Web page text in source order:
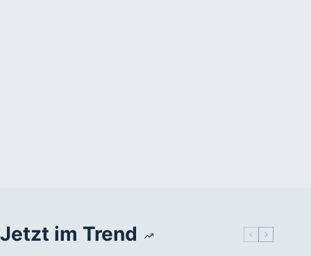
Jetzt im Trend